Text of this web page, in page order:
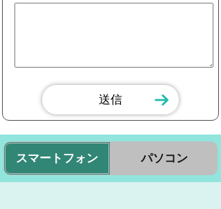
スマートフォン パソコン